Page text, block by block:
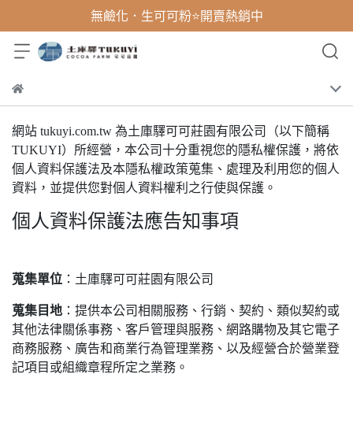
無鹼化．生可可粉⭐開賣熱銷中
網站 tukuyi.com.tw 為土庫驛可可莊園有限公司（以下簡稱
TUKUYI）所經營，本公司十分重視您的隱私權保護，將依
個人資料保護法及本隱私權政策蒐集、處理及利用您的個人
資料，並提供您對個人資料權利之行使與保護。
個人資料保護法應告知事項
蒐集單位 ：土庫驛可可莊園有限公司
蒐集目地 ：提供本公司相關服務、行銷、契約、類似契約或
其他法律關係事務、客戶管理與服務、網路購物及其它電子
商務服務、廣告和商業行為管理業務、以及經營合於營業登
記項目或組織章程所定之業務。